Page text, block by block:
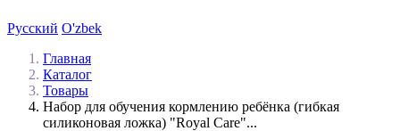
Русский O'zbek
Главная
Каталог
Товары
Набор для обучения кормлению ребёнка (гибкая
силиконовая ложка) "Royal Care"...